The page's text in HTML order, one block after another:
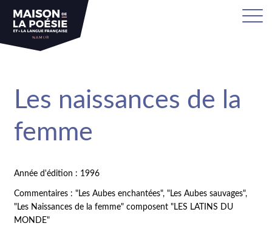
Les naissances de la
femme
Année d'édition : 1996
Commentaires : "Les Aubes enchantées", "Les Aubes sauvages",
"Les Naissances de la femme" composent "LES LATINS DU
MONDE"